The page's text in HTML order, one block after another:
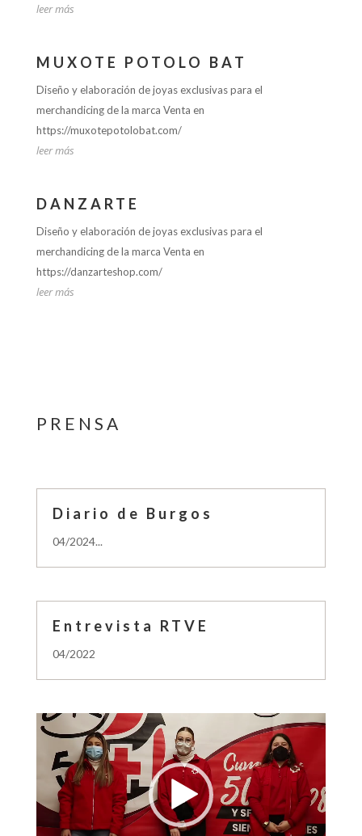
leer más
MUXOTE POTOLO BAT
Diseño y elaboración de joyas exclusivas para el
merchandicing de la marca Venta en
https://muxotepotolobat.com/
leer más
DANZARTE
Diseño y elaboración de joyas exclusivas para el
merchandicing de la marca Venta en
https://danzarteshop.com/
leer más
PRENSA
Diario de Burgos
04/2024...
Entrevista RTVE
04/2022
Reproductor
vídeo